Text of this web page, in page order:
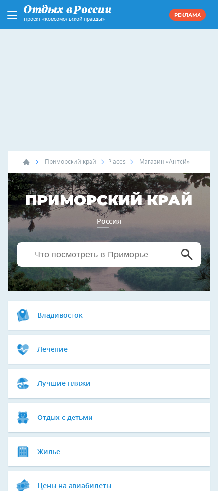
Проект «Комсомольской правды»
РЕКЛАМА
Приморский край Places Магазин «Антей»
ПРИМОРСКИЙ КРАЙ
Россия
Владивосток
Лечение
Лучшие пляжи
Отдых с детьми
Жилье
Цены на авиабилеты